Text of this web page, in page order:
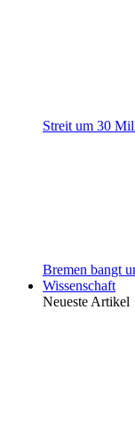
Streit um 30
Bremen bangt
Wissenschaft
Neueste Artikel